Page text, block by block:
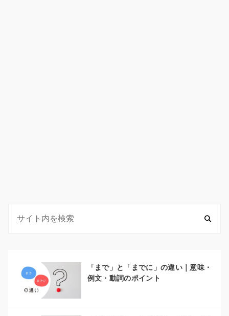
「まで」と「までに」の違い｜意味・
例文・動詞のポイント